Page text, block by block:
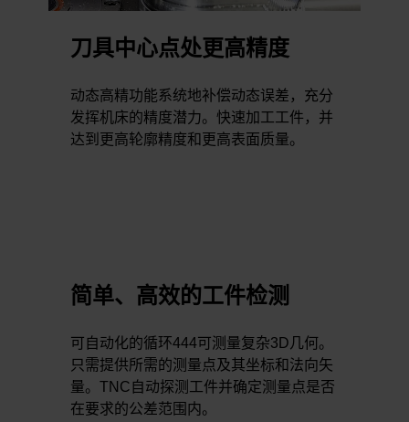
刀具中心点处更高精度
动态高精功能系统地补偿动态误差，充分
发挥机床的精度潜力。快速加工工件，并
达到更高轮廓精度和更高表面质量。
简单、高效的工件检测
可自动化的循环444可测量复杂3D几何。
只需提供所需的测量点及其坐标和法向矢
量。TNC自动探测工件并确定测量点是否
在要求的公差范围内。